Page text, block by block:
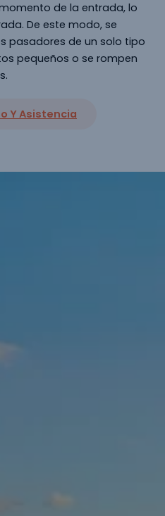
de la entrada, lo
De este modo, se
pasadores de un solo tipo
pequeños o se rompen
Y Asistencia